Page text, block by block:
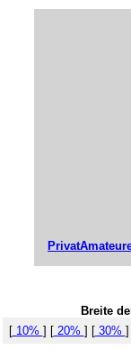
Breite
[10% ] [20% ] [30% ]